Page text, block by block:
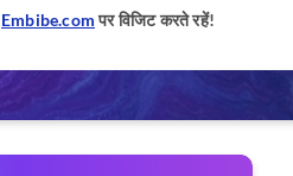
Embibe.com पर विजिट करते रहें!